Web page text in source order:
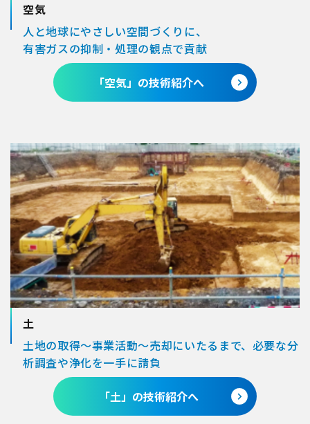
空気
人と地球にやさしい空間づくりに、
有害ガスの抑制・処理の観点で貢献
「空気」の技術紹介へ
土
土地の取得～事業活動～売却にいたるまで、 必要な分
析調査や浄化を一手に請負
「土」の技術紹介へ